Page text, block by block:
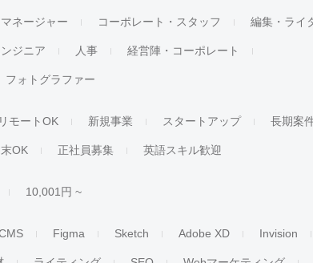
ネージャー コーポレート・スタッフ 編集・ライ
ジニア 人事 経営陣・コーポレート
フォトグラファー
モートOK 新規事業 スタートアップ 長期案
OK 正社員募集 英語スキル歓迎
10,001円 ~
Figma Sketch Adobe XD Invision